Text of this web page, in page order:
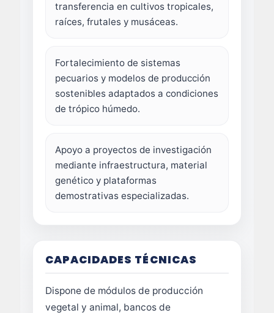
transferencia en cultivos tropicales,
raíces, frutales y musáceas.
Fortalecimiento de sistemas
pecuarios y modelos de producción
sostenibles adaptados a condiciones
de trópico húmedo.
Apoyo a proyectos de investigación
mediante infraestructura, material
genético y plataformas
demostrativas especializadas.
CAPACIDADES TÉCNICAS
Dispone de módulos de producción
vegetal y animal, bancos de